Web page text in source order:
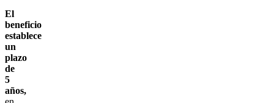
El
beneficio
establece
un
plazo
de
5
años,